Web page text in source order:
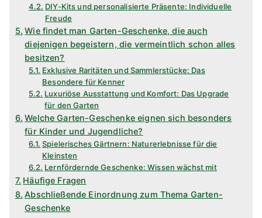
DIY-Kits und personalisierte Präsente: Individuelle
Freude
Wie findet man Garten-Geschenke, die auch
diejenigen begeistern, die vermeintlich schon alles
besitzen?
Exklusive Raritäten und Sammlerstücke: Das
Besondere für Kenner
Luxuriöse Ausstattung und Komfort: Das Upgrade
für den Garten
Welche Garten-Geschenke eignen sich besonders
für Kinder und Jugendliche?
Spielerisches Gärtnern: Naturerlebnisse für die
Kleinsten
Lernfördernde Geschenke: Wissen wächst mit
Häufige Fragen
Abschließende Einordnung zum Thema Garten-
Geschenke